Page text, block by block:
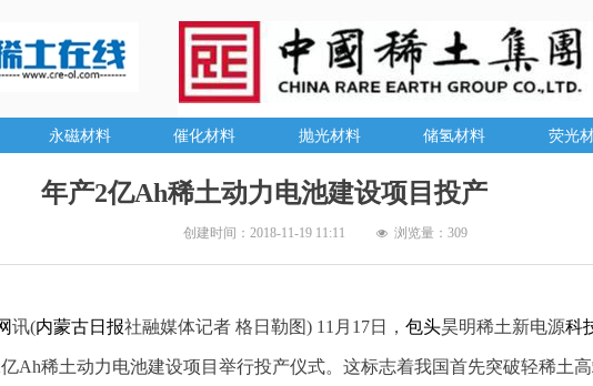
永磁材料 催化材料 抛光材料 储氢材料 荧光
年产2亿Ah稀土动力电池建设项目投产
创建时间： 2018-11-19 11:11
讯(内蒙古日报社融媒体记者 格日勒图) 11月17日， 包头昊明稀土新电源科
Ah稀土动力电池建设项目举行投产仪式。这标志着我国首先突破轻稀土
넶 浏览量： 309